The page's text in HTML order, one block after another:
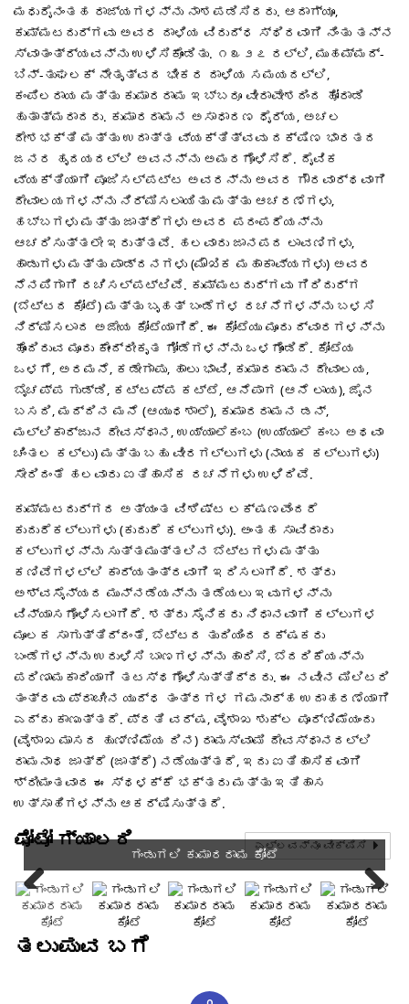
ಮಧುರೈನಂತಹ ರಾಜ್ಯಗಳನ್ನು ನಾಶಪಡಿಸಿದರು. ಆದಾಗ್ಯೂ,
ಕುಮ್ಮಟದುರ್ಗವು ಅವರ ದಾಳಿಯ ವಿರುದ್ಧ ಸ್ಥಿರವಾಗಿ ನಿಂತು ತನ್ನ
ಸ್ವಾತಂತ್ರ್ಯವನ್ನು ಉಳಿಸಿಕೊಂಡಿತು. ೧೩೨೭ ರಲ್ಲಿ, ಮುಹಮ್ಮದ್-
ಬಿನ್-ತುಘಲಕ್ ನೇತೃತ್ವದ ಭೀಕರ ದಾಳಿಯ ಸಮಯದಲ್ಲಿ,
ಕಂಪಿಲರಾಯ ಮತ್ತು ಕುಮಾರರಾಮ ಇಬ್ಬರೂ ವೀರಾವೇಶದಿಂದ ಹೋರಾಡಿ
ಹುತಾತ್ಮರಾದರು. ಕುಮಾರರಾಮನ ಅಸಾಧಾರಣ ಧೈರ್ಯ, ಅಚಲ
ದೇಶಭಕ್ತಿ ಮತ್ತು ಉದಾತ್ತ ವ್ಯಕ್ತಿತ್ವವು ದಕ್ಷಿಣ ಭಾರತದ
ಜನರ ಹೃದಯದಲ್ಲಿ ಅವನನ್ನು ಅಮರಗೊಳಿಸಿದೆ. ದೈವಿಕ
ವ್ಯಕ್ತಿಯಾಗಿ ಪೂಜಿಸಲ್ಪಟ್ಟ ಅವರನ್ನು ಅವರ ಗೌರವಾರ್ಥವಾಗಿ
ದೇವಾಲಯಗಳನ್ನು ನಿರ್ಮಿಸಲಾಯಿತು ಮತ್ತು ಆಚರಣೆಗಳು,
ಹಬ್ಬಗಳು ಮತ್ತು ಜಾತ್ರೆಗಳು ಅವರ ಪರಂಪರೆಯನ್ನು
ಆಚರಿಸುತ್ತಲೇ ಇರುತ್ತವೆ. ಹಲವಾರು ಜಾನಪದ ಲಾವಣಿಗಳು,
ಹಾಡುಗಳು ಮತ್ತು ಪಾಡ್ದನಗಳು (ಮೌಖಿಕ ಮಹಾಕಾವ್ಯಗಳು) ಅವರ
ನೆನಪಿಗಾಗಿ ರಚಿಸಲ್ಪಟ್ಟಿವೆ. ಕುಮ್ಮಟದುರ್ಗವು ಗಿರಿದುರ್ಗ
(ಬೆಟ್ಟದ ಕೋಟೆ) ಮತ್ತು ಬೃಹತ್ ಬಂಡೆಗಳ ರಚನೆಗಳನ್ನು ಬಳಸಿ
ನಿರ್ಮಿಸಲಾದ ಅಜೇಯ ಕೋಟೆಯಾಗಿದೆ. ಈ ಕೋಟೆಯು ಮೂರು ದ್ವಾರಗಳನ್ನು
ಹೊಂದಿರುವ ಮೂರು ಕೇಂದ್ರೀಕೃತ ಗೋಡೆಗಳನ್ನು ಒಳಗೊಂಡಿದೆ. ಕೋಟೆಯ
ಒಳಗೆ, ಅರಮನೆ, ಕಡೇಗಾಪು, ಹಾಲು ಭಾವಿ, ಕುಮಾರರಾಮನ ದೇವಾಲಯ,
ಬೈಚಪ್ಪ ಗುಡ್ಡಿ, ಕಟ್ಟಪ್ಪ ಕಟ್ಟೆ, ಆನೆಪಾಗ (ಆನೆ ಲಾಯ), ಜೈನ
ಬಸದಿ, ಮದ್ದಿನ ಮನೆ (ಆಯುಧಶಾಲೆ), ಕುಮಾರರಾಮನ ಡನ್,
ಮಲ್ಲಿಕಾರ್ಜುನ ದೇವಸ್ಥಾನ, ಉಯ್ಯಾಲೆಕಂಬ (ಉಯ್ಯಾಲೆ ಕಂಬ ಅಥವಾ
ಚಿಂತಲ ಕಲ್ಲು) ಮತ್ತು ಬಹು ವೀರಗಲ್ಲುಗಳು (ನಾಯಕ ಕಲ್ಲುಗಳು)
ಸೇರಿದಂತೆ ಹಲವಾರು ಐತಿಹಾಸಿಕ ರಚನೆಗಳು ಉಳಿದಿವೆ.
ಕುಮ್ಮಟದುರ್ಗದ ಅತ್ಯಂತ ವಿಶಿಷ್ಟ ಲಕ್ಷಣವೆಂದರೆ
ಕುದುರೆಕಲ್ಲುಗಳು (ಕುದುರೆ ಕಲ್ಲುಗಳು). ಅಂತಹ ಸಾವಿರಾರು
ಕಲ್ಲುಗಳನ್ನು ಸುತ್ತಮುತ್ತಲಿನ ಬೆಟ್ಟಗಳು ಮತ್ತು
ಕಣಿವೆಗಳಲ್ಲಿ ಕಾರ್ಯತಂತ್ರವಾಗಿ ಇರಿಸಲಾಗಿದೆ. ಶತ್ರು
ಅಶ್ವಸೈನ್ಯದ ಮುನ್ನಡೆಯನ್ನು ತಡೆಯಲು ಇವುಗಳನ್ನು
ವಿನ್ಯಾಸಗೊಳಿಸಲಾಗಿದೆ. ಶತ್ರು ಸೈನಿಕರು ನಿಧಾನವಾಗಿ ಕಲ್ಲುಗಳ
ಮೂಲಕ ಸಾಗುತ್ತಿದ್ದಂತೆ, ಬೆಟ್ಟದ ತುದಿಯಿಂದ ರಕ್ಷಕರು
ಬಂಡೆಗಳನ್ನು ಉರುಳಿಸಿ ಬಾಣಗಳನ್ನು ಹಾರಿಸಿ, ಬೆದರಿಕೆಯನ್ನು
ಪರಿಣಾಮಕಾರಿಯಾಗಿ ತಟಸ್ಥಗೊಳಿಸುತ್ತಿದ್ದರು. ಈ ನವೀನ ಮಿಲಿಟರಿ
ತಂತ್ರವು ಪ್ರಾಚೀನ ಯುದ್ಧ ತಂತ್ರಗಳ ಗಮನಾರ್ಹ ಉದಾಹರಣೆಯಾಗಿ
ಎದ್ದು ಕಾಣುತ್ತದೆ. ಪ್ರತಿ ವರ್ಷ, ವೈಶಾಖ ಶುಕ್ಲ ಪೂರ್ಣಿಮೆಯಂದು
(ವೈಶಾಖ ಮಾಸದ ಹುಣ್ಣಿಮೆಯ ದಿನ) ರಾಮಸ್ವಾಮಿ ದೇವಸ್ಥಾನದಲ್ಲಿ
ರಾಮನಾಥ ಜಾತ್ರೆ (ಜಾತ್ರೆ) ನಡೆಯುತ್ತದೆ, ಇದು ಐತಿಹಾಸಿಕವಾಗಿ
ಶ್ರೀಮಂತವಾದ ಈ ಸ್ಥಳಕ್ಕೆ ಭಕ್ತರು ಮತ್ತು ಇತಿಹಾಸ
ಉತ್ಸಾಹಿಗಳನ್ನು ಆಕರ್ಷಿಸುತ್ತದೆ.
ಫೋಟೋ ಗ್ಯಾಲರಿ ಎಲ್ಲವನ್ನೂ ವೀಕ್ಷಿಸಿ
ಗಂಡುಗಲಿ ಕುಮಾರರಾಮ ಕೋಟೆ
ತಲುಪುವ ಬಗೆ